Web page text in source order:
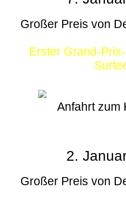
Großer Preis von
Erster Grand-
Anfahrt zum
2.
Großer Preis von